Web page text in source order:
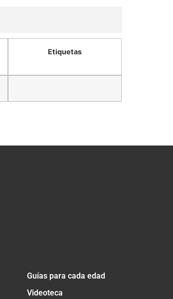
Etiquetas
Guías para cada edad
Videoteca